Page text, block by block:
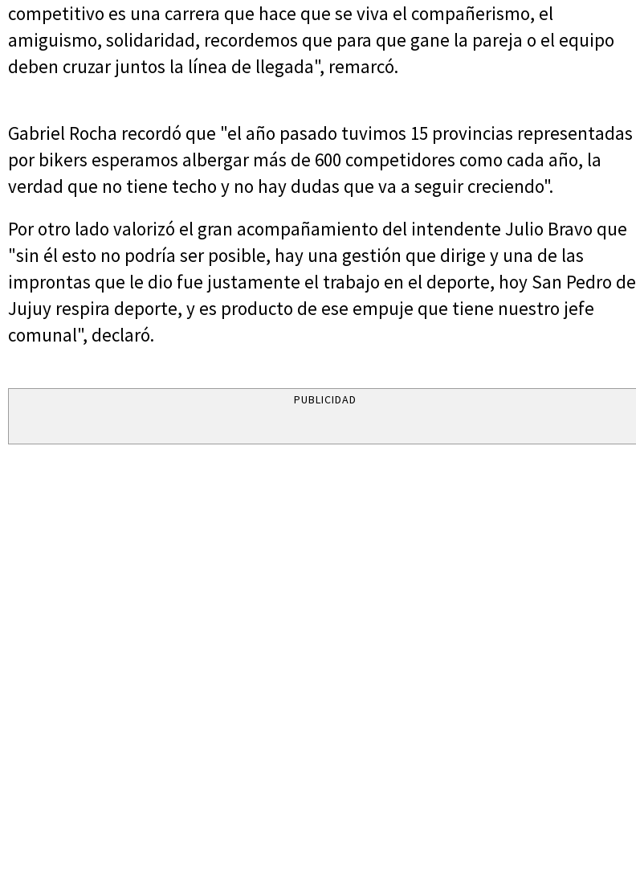
competitivo es una carrera que hace que se viva el compañerismo, el
amiguismo, solidaridad, recordemos que para que gane la pareja o el equipo
deben cruzar juntos la línea de llegada", remarcó.
Gabriel Rocha recordó que "el año pasado tuvimos 15 provincias representadas
por bikers esperamos albergar más de 600 competidores como cada año, la
verdad que no tiene techo y no hay dudas que va a seguir creciendo".
Por otro lado valorizó el gran acompañamiento del intendente Julio Bravo que
"sin él esto no podría ser posible, hay una gestión que dirige y una de las
improntas que le dio fue justamente el trabajo en el deporte, hoy San Pedro de
Jujuy respira deporte, y es producto de ese empuje que tiene nuestro jefe
comunal", declaró.
PUBLICIDAD